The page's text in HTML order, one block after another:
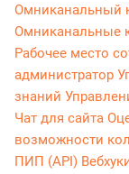
Омниканальный
Омниканальные
Рабочее место
администратор
знаний
Чат для сайта
возможности
ПИП (API)